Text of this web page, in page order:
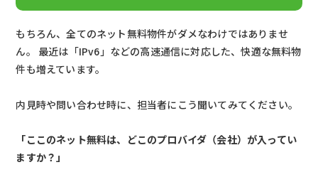
もちろん、全てのネット無料物件がダメなわけではありませ
ん。 最近は「IPv6」などの高速通信に対応した、快適な無料物
件も増えています。
内見時や問い合わせ時に、担当者にこう聞いてみてください。
「ここのネット無料は、どこのプロバイダ（会社）が入ってい
ますか？」